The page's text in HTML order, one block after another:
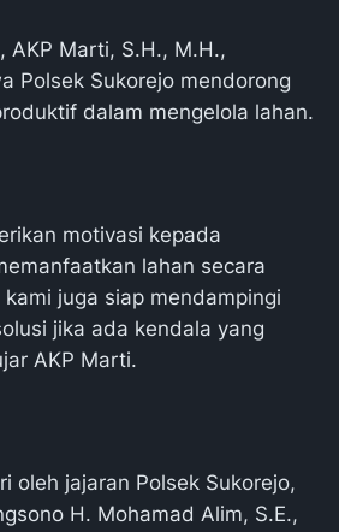
AKP Marti, S.H., M.H.,
Polsek Sukorejo mendorong
dalam mengelola lahan.
motivasi kepada
lahan secara
juga siap mendampingi
jika ada kendala yang
AKP Marti.
oleh jajaran Polsek Sukorejo,
H. Mohamad Alim, S.E.,